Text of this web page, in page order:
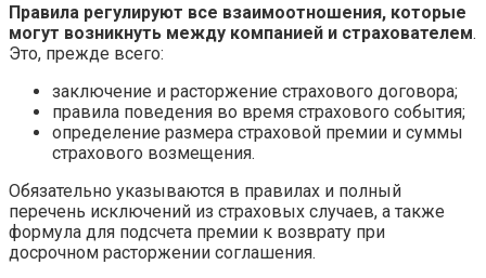
Правила регулируют все взаимоотношения, которые
могут возникнуть между компанией и страхователем.
Это, прежде всего:
заключение и расторжение страхового договора;
правила поведения во время страхового события;
определение размера страховой премии и суммы
страхового возмещения.
Обязательно указываются в правилах и полный
перечень исключений из страховых случаев, а также
формула для подсчета премии к возврату при
досрочном расторжении соглашения.